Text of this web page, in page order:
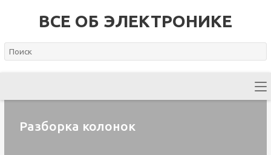
ВСЕ ОБ ЭЛЕКТРОНИКЕ
Разборка колонок